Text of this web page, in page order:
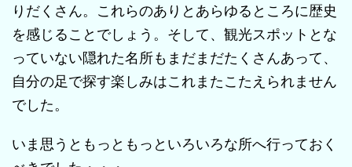
りだくさん。これらのありとあらゆるところに歴史
を感じることでしょう。そして、観光スポットとな
っていない隠れた名所もまだまだたくさんあって、
自分の足で探す楽しみはこれまたこたえられません
でした。
いま思うともっともっといろいろな所へ行っておく